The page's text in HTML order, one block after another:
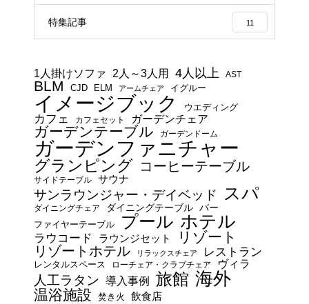
特集記事 11
1人掛けソファ 2人～3人用 4人以上 AST
BLM CJD ELM アームチェア イグルー
イメージブック ウエディング
カフェ カフェセット ガーデンチェア
ガーデンテーブル ガーデンドーム
ガーデンファニチャー
グランピング コーヒーテーブル
サイドテーブル サウナ
サンラウンジャー・デイベッド スパ
ダイニングチェア ダイニングテーブル バー
ファイヤーテーブル プール ホテル
ラウコード ラウンジセット リゾート
リゾートホテル リラックスチェア レストラン
レンタルスペース ローチェア・クラブチェア ヴィラ
人工ラタン 導入事例 旅館 海外
温浴施設 焚き火 飲食店